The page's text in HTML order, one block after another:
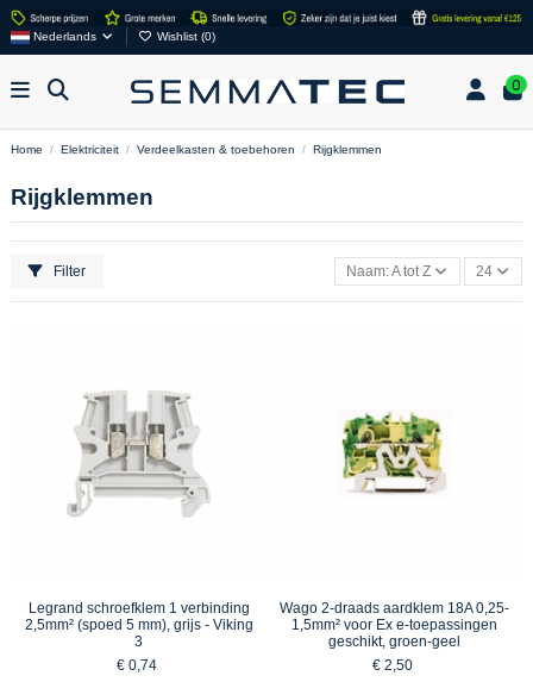
Nederlands Wishlist (0)
0
Home Elektriciteit Verdeelkasten & toebehoren Rijgklemmen
Rijgklemmen
Filter Naam: A tot Z 24
Legrand schroefklem 1 verbinding
2,5mm² (spoed 5 mm), grijs - Viking
3
€ 0,74
Wago 2-draads aardklem 18A 0,25-
1,5mm² voor Ex e-toepassingen
geschikt, groen-geel
€ 2,50